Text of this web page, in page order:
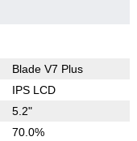
Blade V7 Plus
IPS LCD
5.2"
70.0%